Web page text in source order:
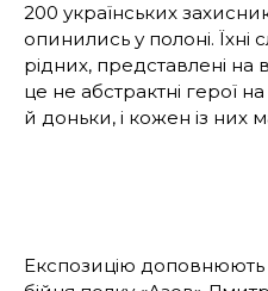
200 українських
опинились у полоні. Їхні
рідних, представлені на
це не абстрактні герої
й доньки, і кожен із них
Експозицію доповнюють